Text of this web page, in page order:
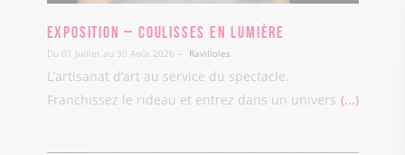
Exposition – Coulisses en Lumière
Du 01 Juillet au 30 Août 2026 Ravilloles
L’artisanat d’art au service du spectacle.
Franchissez le rideau et entrez dans un univers ...